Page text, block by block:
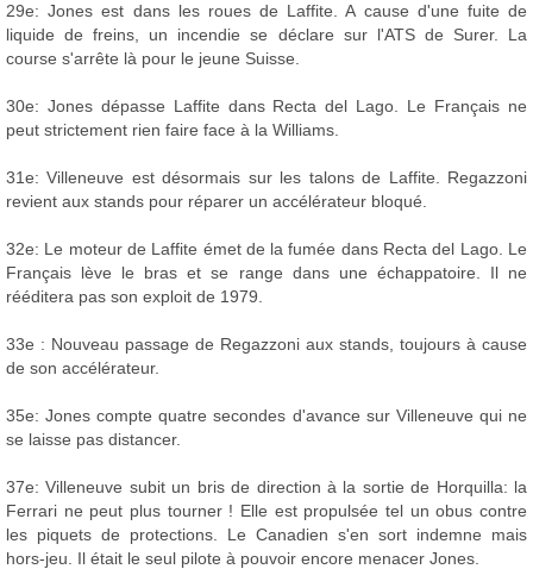
29e: Jones est dans les roues de Laffite. A cause d'une fuite de
liquide de freins, un incendie se déclare sur l'ATS de Surer. La
course s'arrête là pour le jeune Suisse.
30e: Jones dépasse Laffite dans Recta del Lago. Le Français ne
peut strictement rien faire face à la Williams.
31e: Villeneuve est désormais sur les talons de Laffite. Regazzoni
revient aux stands pour réparer un accélérateur bloqué.
32e: Le moteur de Laffite émet de la fumée dans Recta del Lago. Le
Français lève le bras et se range dans une échappatoire. Il ne
rééditera pas son exploit de 1979.
33e : Nouveau passage de Regazzoni aux stands, toujours à cause
de son accélérateur.
35e: Jones compte quatre secondes d'avance sur Villeneuve qui ne
se laisse pas distancer.
37e: Villeneuve subit un bris de direction à la sortie de Horquilla: la
Ferrari ne peut plus tourner ! Elle est propulsée tel un obus contre
les piquets de protections. Le Canadien s'en sort indemne mais
hors-jeu. Il était le seul pilote à pouvoir encore menacer Jones.